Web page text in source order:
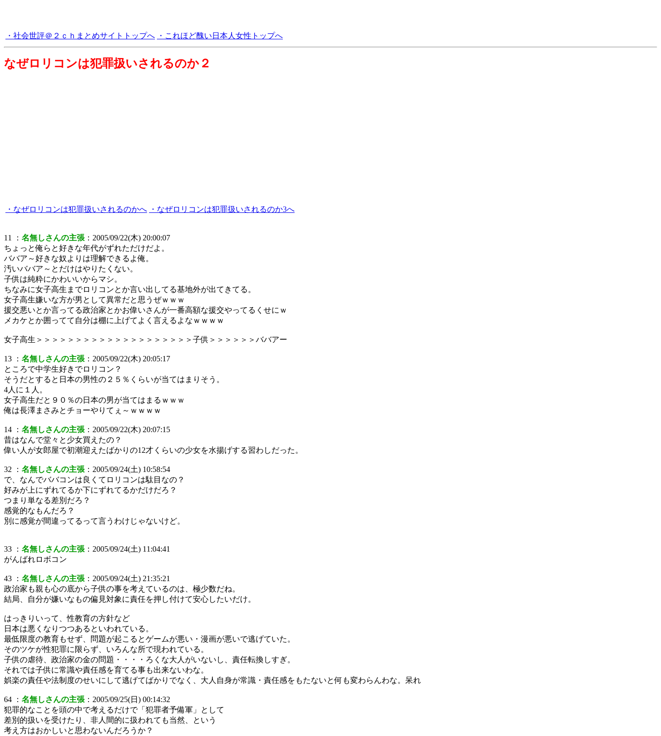
・社会世評＠２ｃｈまとめサイトトップへ ・これほど醜い日本人女性トップへ
なぜロリコンは犯罪扱いされるのか２
・なぜロリコンは犯罪扱いされるのかへ ・なぜロリコンは犯罪扱いされるのか3へ
11 ： 名無しさんの主張 ：2005/09/22(木) 20:00:07
ちょっと俺らと好きな年代がずれただけだよ。
ババア～好きな奴よりは理解できるよ俺。
汚いババア～とだけはやりたくない。
子供は純粋にかわいいからマシ。
ちなみに女子高生までロリコンとか言い出してる基地外が出てきてる。
女子高生嫌いな方が男として異常だと思うぜｗｗｗ
援交悪いとか言ってる政治家とかお偉いさんが一番高額な援交やってるくせにｗ
メカケとか囲ってて自分は棚に上げてよく言えるよなｗｗｗｗ
女子高生＞＞＞＞＞＞＞＞＞＞＞＞＞＞＞＞＞＞＞＞子供＞＞＞＞＞＞ババアー
13 ： 名無しさんの主張 ：2005/09/22(木) 20:05:17
ところで中学生好きでロリコン？
そうだとすると日本の男性の２５％くらいが当てはまりそう。
4人に１人。
女子高生だと９０％の日本の男が当てはまるｗｗｗ
俺は長澤まさみとチョーやりてぇ～ｗｗｗｗ
14 ： 名無しさんの主張 ：2005/09/22(木) 20:07:15
昔はなんで堂々と少女買えたの？
偉い人が女郎屋で初潮迎えたばかりの12才くらいの少女を水揚げする習わしだった。
32 ： 名無しさんの主張 ：2005/09/24(土) 10:58:54
で、なんでババコンは良くてロリコンは駄目なの？
好みが上にずれてるか下にずれてるかだけだろ？
つまり単なる差別だろ？
感覚的なもんだろ？
別に感覚が間違ってるって言うわけじゃないけど。
33 ： 名無しさんの主張 ：2005/09/24(土) 11:04:41
がんばれロボコン
43 ： 名無しさんの主張 ：2005/09/24(土) 21:35:21
政治家も親も心の底から子供の事を考えているのは、極少数だね。
結局、自分が嫌いなもの偏見対象に責任を押し付けて安心したいだけ。
はっきりいって、性教育の方針など
日本は悪くなりつつあるといわれている。
最低限度の教育もせず、問題が起こるとゲームが悪い・漫画が悪いで逃げていた。
そのツケが性犯罪に限らず、いろんな所で現われている。
子供の虐待、政治家の金の問題・・・・ろくな大人がいないし、責任転換しすぎ。
それでは子供に常識や責任感を育てる事も出来ないわな。
娯楽の責任や法制度のせいにして逃げてばかりでなく、大人自身が常識・責任感をもたないと何も変わらんわな。呆れ
64 ： 名無しさんの主張 ：2005/09/25(日) 00:14:32
犯罪的なことを頭の中で考えるだけで「犯罪者予備軍」として
差別的扱いを受けたり、非人間的に扱われても当然、という
考え方はおかしいと思わないんだろうか？